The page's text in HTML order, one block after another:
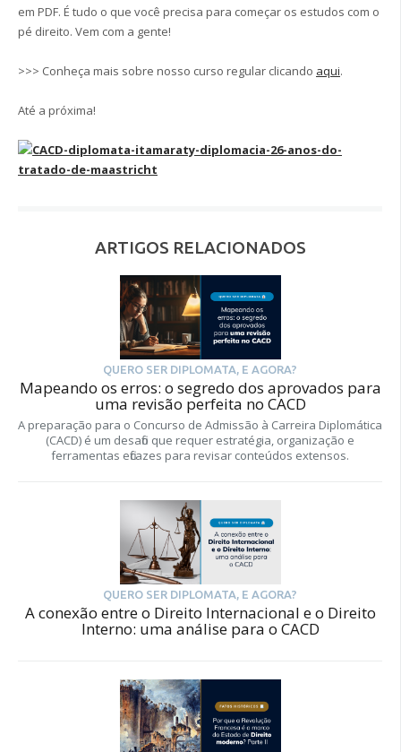
em PDF. É tudo o que você precisa para começar os estudos com o
pé direito. Vem com a gente!
>>> Conheça mais sobre nosso curso regular clicando aqui.
Até a próxima!
ARTIGOS RELACIONADOS
QUERO SER DIPLOMATA, E AGORA?
Mapeando os erros: o segredo dos aprovados para
uma revisão perfeita no CACD
A preparação para o Concurso de Admissão à Carreira Diplomática
(CACD) é um desafio que requer estratégia, organização e
ferramentas eficazes para revisar conteúdos extensos.
QUERO SER DIPLOMATA, E AGORA?
A conexão entre o Direito Internacional e o Direito
Interno: uma análise para o CACD